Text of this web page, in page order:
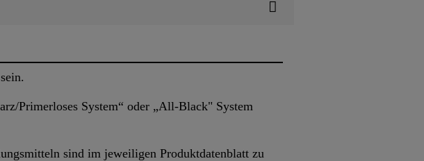
Primerloses System“ oder „All-Black" System
sind im jeweiligen Produktdatenblatt zu